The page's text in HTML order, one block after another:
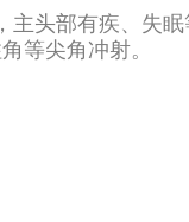
头部有疾、失眠
等尖角冲射。